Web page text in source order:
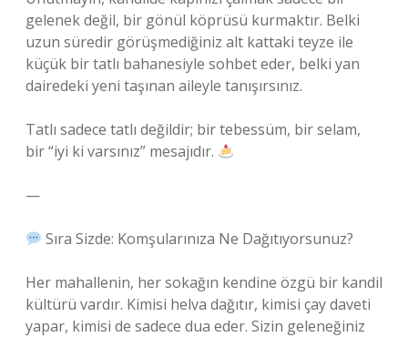
gelenek değil, bir gönül köprüsü kurmaktır. Belki
uzun süredir görüşmediğiniz alt kattaki teyze ile
küçük bir tatlı bahanesiyle sohbet eder, belki yan
dairedeki yeni taşınan aileyle tanışırsınız.
Tatlı sadece tatlı değildir; bir tebessüm, bir selam,
bir “iyi ki varsınız” mesajıdır.
—
Sıra Sizde: Komşularınıza Ne Dağıtıyorsunuz?
Her mahallenin, her sokağın kendine özgü bir kandil
kültürü vardır. Kimisi helva dağıtır, kimisi çay daveti
yapar, kimisi de sadece dua eder. Sizin geleneğiniz